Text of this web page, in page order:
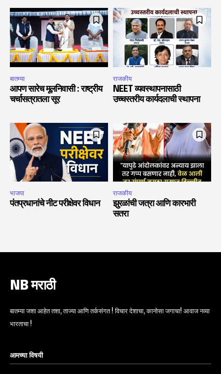
बातम्या
आपण सारेच मूलनिवासी : राष्ट्रीय
चर्चासत्रातला सूर
राजकीय
NEET व्यवस्थापनासाठी
उच्चस्तरीय कार्यदलाची स्थापना
भाजपा
पंतप्रधानांचे नीट परीक्षेवर विधान
राजकीय
झुरळांची जत्रा आणि कारभारी
सतरा
NB मराठी
बातम्या जशा आहेत तशा, ताज्या आणि तर्कसंगत ! विचार देशाचा, कानोसा जगाचा! आवाज नव्या
भारताचा !
आमच्या विषयी